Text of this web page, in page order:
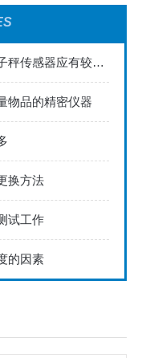
为了测量出微小的振动变化电子秤传感器应有较高的灵敏度
物品的精密仪器
换方法
试工作
的因素